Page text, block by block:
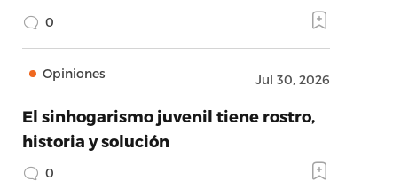
0
Opiniones Jul 30, 2026
El sinhogarismo juvenil tiene rostro,
historia y solución
0